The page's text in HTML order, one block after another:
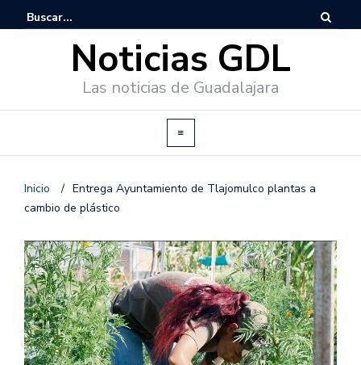
Noticias GDL
Las noticias de Guadalajara
Inicio / Entrega Ayuntamiento de Tlajomulco plantas a
cambio de plástico